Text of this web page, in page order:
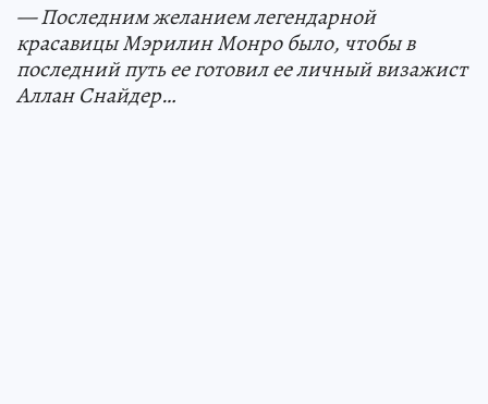
— Последним желанием легендарной
красавицы Мэрилин Монро было, чтобы в
последний путь ее готовил ее личный визажист
Аллан Снайдер…